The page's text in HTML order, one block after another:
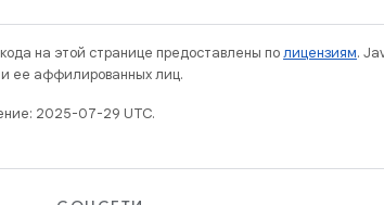
на этой странице предоставлены полицензиям.
ее аффилированных лиц.
2025-07-29 UTC.